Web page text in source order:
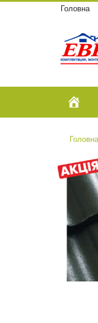
Головна
Головна